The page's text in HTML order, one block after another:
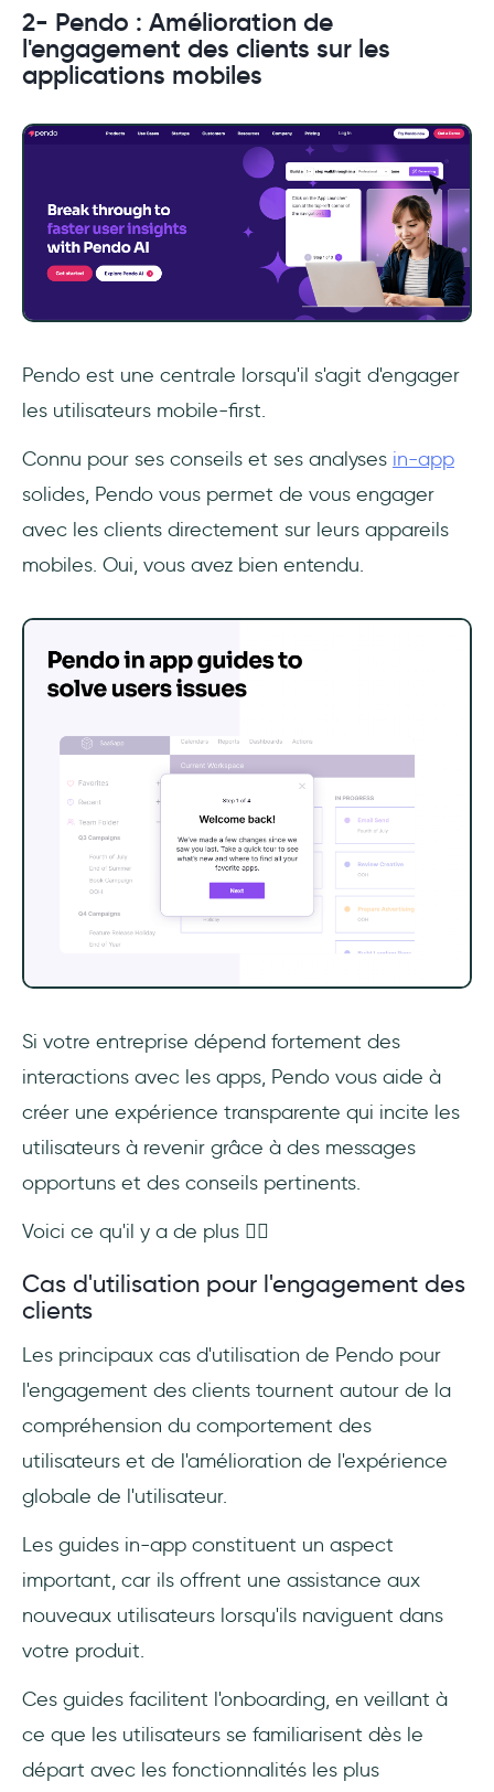
2- Pendo : Amélioration de
l'engagement des clients sur les
applications mobiles
Pendo est une centrale lorsqu'il s'agit d'engager
les utilisateurs mobile-first.
Connu pour ses conseils et ses analyses in-app
solides, Pendo vous permet de vous engager
avec les clients directement sur leurs appareils
mobiles. Oui, vous avez bien entendu.
Si votre entreprise dépend fortement des
interactions avec les apps, Pendo vous aide à
créer une expérience transparente qui incite les
utilisateurs à revenir grâce à des messages
opportuns et des conseils pertinents.
Voici ce qu'il y a de plus 👇🏻
Cas d'utilisation pour l'engagement des
clients
Les principaux cas d'utilisation de Pendo pour
l'engagement des clients tournent autour de la
compréhension du comportement des
utilisateurs et de l'amélioration de l'expérience
globale de l'utilisateur.
Les guides in-app constituent un aspect
important, car ils offrent une assistance aux
nouveaux utilisateurs lorsqu'ils naviguent dans
votre produit.
Ces guides facilitent l'onboarding, en veillant à
ce que les utilisateurs se familiarisent dès le
départ avec les fonctionnalités les plus